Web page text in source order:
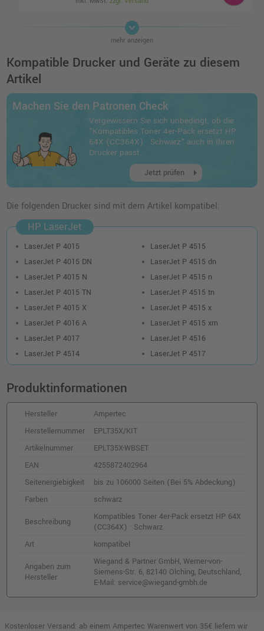
Kompatibler Toner ersetzt HP 64X
(CC364X) · Schwarz
o. MwSt.
74,99 €
keyboard_arrow_down
mehr anzeigen
Kompatible Drucker und Geräte zu diesem
Artikel
Machen Sie den Patronen Check
Vergewissern Sie sich unbedingt, ob die
"Kompatibles Toner 4er-Pack ersetzt HP
64X (CC364X) · Schwarz" auch in Ihren
Drucker passt.
Jetzt prüfen arrow_right
Die folgenden Drucker sind mit dem Artikel kompatibel:
HP LaserJet
LaserJet P 4015
LaserJet P 4015 DN
LaserJet P 4015 N
LaserJet P 4015 TN
LaserJet P 4015 X
LaserJet P 4016 A
LaserJet P 4017
LaserJet P 4514
LaserJet P 4515
LaserJet P 4515 dn
LaserJet P 4515 n
LaserJet P 4515 tn
LaserJet P 4515 x
LaserJet P 4515 xm
LaserJet P 4516
LaserJet P 4517
Produktinformationen
Hersteller
Ampertec
Herstellernummer
EPLT35X/KIT
Artikelnummer
EPLT35X-WBSET
EAN
4255872402964
Seitenergiebigkeit
bis zu 106000 Seiten (Bei 5% Abdeckung)
Farben
schwarz
Beschreibung
Kompatibles Toner 4er-Pack ersetzt HP 64X
(CC364X) · Schwarz
Art
kompatibel
Angaben zum
Hersteller
Wiegand & Partner GmbH, Werner-von-
Siemens-Str. 6, 82140 Olching, Deutschland,
E-Mail: service@wiegand-gmbh.de
Kostenloser Versand: ab einem Ampertec Warenwert von 35€ liefern wir